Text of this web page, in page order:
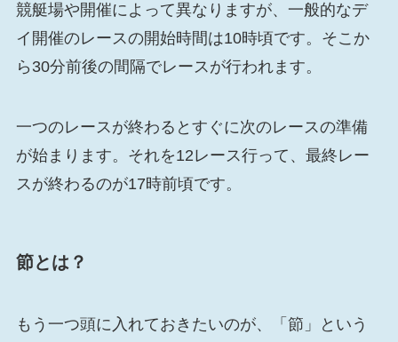
競艇場や開催によって異なりますが、一般的なデ
イ開催のレースの開始時間は10時頃です。そこか
ら30分前後の間隔でレースが行われます。
一つのレースが終わるとすぐに次のレースの準備
が始まります。それを12レース行って、最終レー
スが終わるのが17時前頃です。
節とは？
もう一つ頭に入れておきたいのが、「節」という